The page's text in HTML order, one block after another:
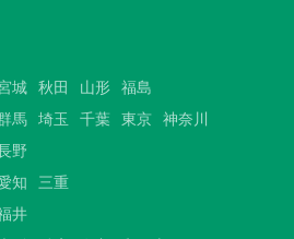
城 秋田 山形 福島
馬 埼玉 千葉 東京 神奈川
野
知
三重
井